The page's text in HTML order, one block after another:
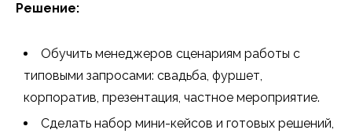
Решение:
Обучить менеджеров сценариям работы с
типовыми запросами: свадьба, фуршет,
корпоратив, презентация, частное мероприятие.
Сделать набор мини-кейсов и готовых решений,